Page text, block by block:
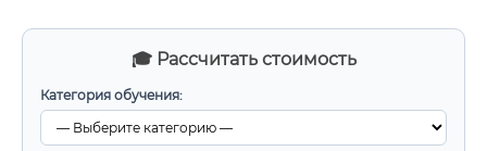
🎓 Рассчитать стоимость
Категория обучения: